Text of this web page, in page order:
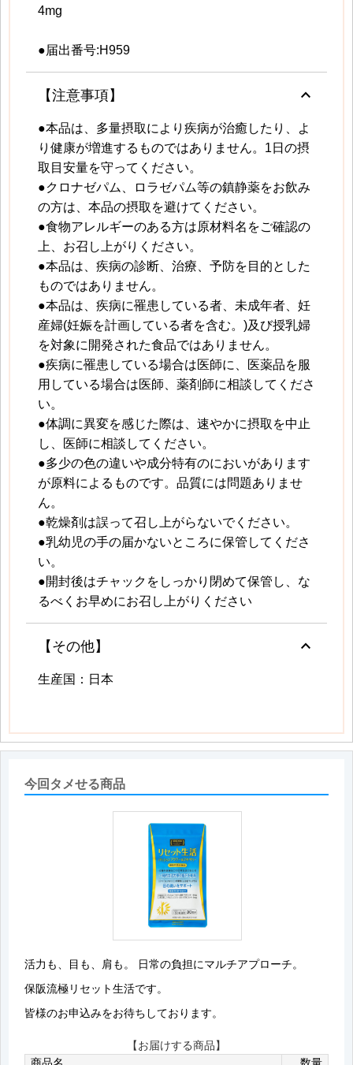
4mg
●届出番号:H959
【注意事項】 keyboard_arrow_up
●本品は、多量摂取により疾病が治癒したり、よ
り健康が増進するものではありません。1日の摂
取目安量を守ってください。
●クロナゼパム、ロラゼパム等の鎮静薬をお飲み
の方は、本品の摂取を避けてください。
●食物アレルギーのある方は原材料名をご確認の
上、お召し上がりください。
●本品は、疾病の診断、治療、予防を目的とした
ものではありません。
●本品は、疾病に罹患している者、未成年者、妊
産婦(妊娠を計画している者を含む。)及び授乳婦
を対象に開発された食品ではありません。
●疾病に罹患している場合は医師に、医薬品を服
用している場合は医師、薬剤師に相談してくださ
い。
●体調に異変を感じた際は、速やかに摂取を中止
し、医師に相談してください。
●多少の色の違いや成分特有のにおいがあります
が原料によるものです。品質には問題ありませ
ん。
●乾燥剤は誤って召し上がらないでください。
●乳幼児の手の届かないところに保管してくださ
い。
●開封後はチャックをしっかり閉めて保管し、な
るべくお早めにお召し上がりください
【その他】 keyboard_arrow_up
生産国：日本
今回タメせる商品
活力も、目も、肩も。 日常の負担にマルチアプローチ。
保阪流極リセット生活です。
皆様のお申込みをお待ちしております。
【お届けする商品】